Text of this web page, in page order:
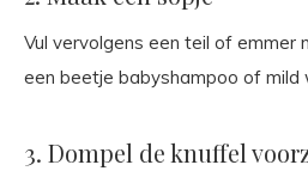
Vul vervolgens een teil of
een beetje babyshampoo of mild
3. Dompel de knuffel